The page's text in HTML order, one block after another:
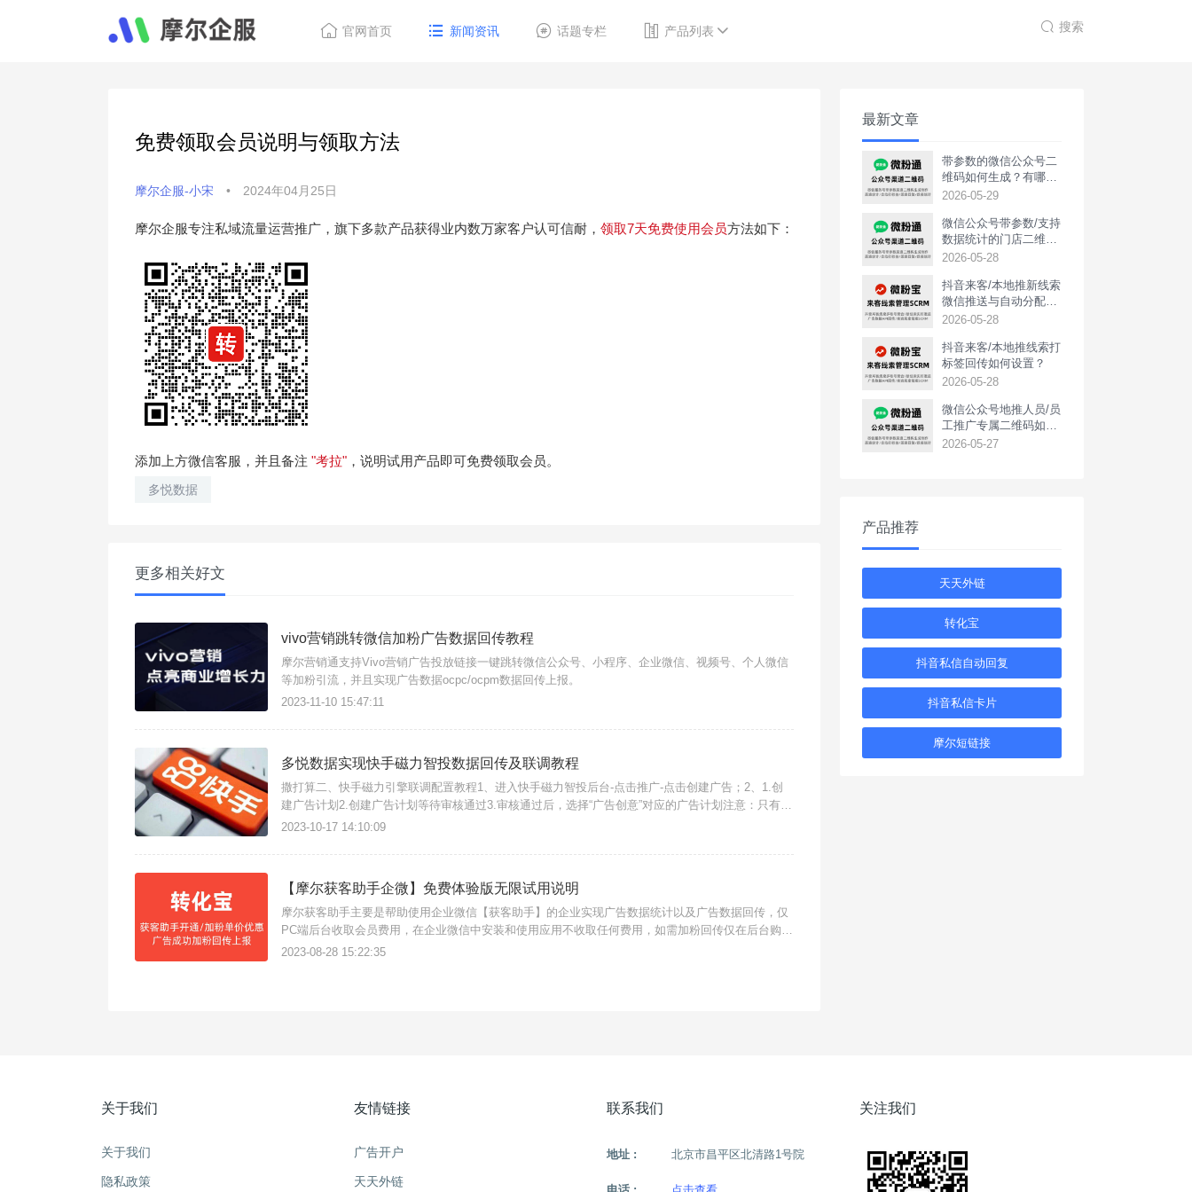
官网首页 新闻资讯 话题专栏 产品列表 搜索
免费领取会员说明与领取方法
摩尔企服-小宋 • 2024年04月25日
摩尔企服专注私域流量运营推广，旗下多款产品获得业内数万家客户认可信耐， 领取7天免费使用会员方法如下：
添加上方微信客服，并且备注 "考拉" ，说明试用产品即可免费领取会员。
多悦数据
更多相关好文
vivo营销跳转微信加粉广告数据回传教程
摩尔营销通支持Vivo营销广告投放链接一键跳转微信公众号、小程序、企业微信、视频号、个人微信
等加粉引流，并且实现广告数据ocpc/ocpm数据回传上报。
2023-11-10 15:47:11
多悦数据实现快手磁力智投数据回传及联调教程
撒打算二、快手磁力引擎联调配置教程1、进入快手磁力智投后台-点击推广-点击创建广告；2、1.创
建广告计划2.创建广告计划等待审核通过3.审核通过后，选择“广告创意”对应的广告计划注意：只有投
放中的广告组，其下的创意才能预览；同一快手号预览回传的数据只有一次有效，多次预
2023-10-17 14:10:09
【摩尔获客助手企微】免费体验版无限试用说明
摩尔获客助手主要是帮助使用企业微信【获客助手】的企业实现广告数据统计以及广告数据回传，仅
PC端后台收取会员费用，在企业微信中安装和使用应用不收取任何费用，如需加粉回传仅在后台购买
【互通账号即可】{多悦数据}
2023-08-28 15:22:35
最新文章
带参数的微信公众号二
维码如何生成？有哪些
用途？
2026-05-29
微信公众号带参数/支持
数据统计的门店二维码
如何生成？
2026-05-28
抖音来客/本地推新线索
微信推送与自动分配如
何实现？
2026-05-28
抖音来客/本地推线索打
标签回传如何设置？
2026-05-28
‌微信公众号地推人员/员
工推广专属二维码如何
生成？
2026-05-27
产品推荐
天天外链
转化宝
抖音私信自动回复
抖音私信卡片
摩尔短链接
关于我们
关于我们
隐私政策
友情链接
广告开户
天天外链
联系我们
地址 : 北京市昌平区北清路1号院
关注我们